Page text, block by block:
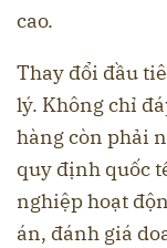
cao.
Thay đổi đầu
lý. Không chỉ
hàng còn phải
quy định quốc
nghiệp hoạt
án, đánh giá